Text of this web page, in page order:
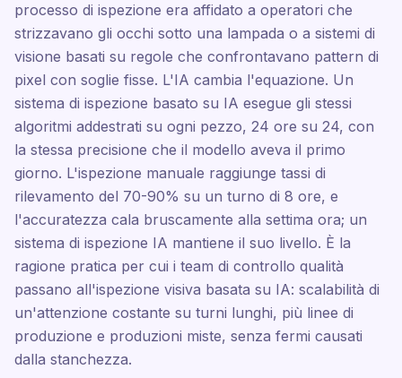
processo di ispezione era affidato a operatori che
strizzavano gli occhi sotto una lampada o a sistemi di
visione basati su regole che confrontavano pattern di
pixel con soglie fisse. L'IA cambia l'equazione. Un
sistema di ispezione basato su IA esegue gli stessi
algoritmi addestrati su ogni pezzo, 24 ore su 24, con
la stessa precisione che il modello aveva il primo
giorno. L'ispezione manuale raggiunge tassi di
rilevamento del 70-90% su un turno di 8 ore, e
l'accuratezza cala bruscamente alla settima ora; un
sistema di ispezione IA mantiene il suo livello. È la
ragione pratica per cui i team di controllo qualità
passano all'ispezione visiva basata su IA: scalabilità di
un'attenzione costante su turni lunghi, più linee di
produzione e produzioni miste, senza fermi causati
dalla stanchezza.